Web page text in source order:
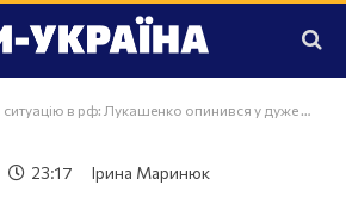
в рф: Лукашенко опинився у дуже складній ситуації
23:17 Ірина Маринюк